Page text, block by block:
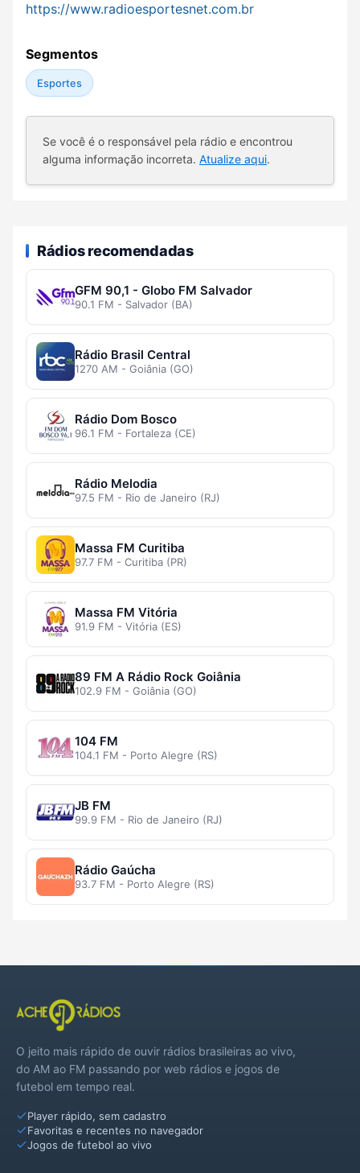
https://www.radioesportesnet.com.br
Segmentos
Esportes
Se você é o responsável pela rádio e encontrou
alguma informação incorreta. Atualize aqui.
Rádios recomendadas
GFM 90,1 - Globo FM Salvador
90.1 FM - Salvador (BA)
Rádio Brasil Central
1270 AM - Goiânia (GO)
Rádio Dom Bosco
96.1 FM - Fortaleza (CE)
Rádio Melodia
97.5 FM - Rio de Janeiro (RJ)
Massa FM Curitiba
97.7 FM - Curitiba (PR)
Massa FM Vitória
91.9 FM - Vitória (ES)
89 FM A Rádio Rock Goiânia
102.9 FM - Goiânia (GO)
104 FM
104.1 FM - Porto Alegre (RS)
JB FM
99.9 FM - Rio de Janeiro (RJ)
Rádio Gaúcha
93.7 FM - Porto Alegre (RS)
O jeito mais rápido de ouvir rádios brasileiras ao vivo,
do AM ao FM passando por web rádios e jogos de
futebol em tempo real.
Player rápido, sem cadastro
Favoritas e recentes no navegador
Jogos de futebol ao vivo